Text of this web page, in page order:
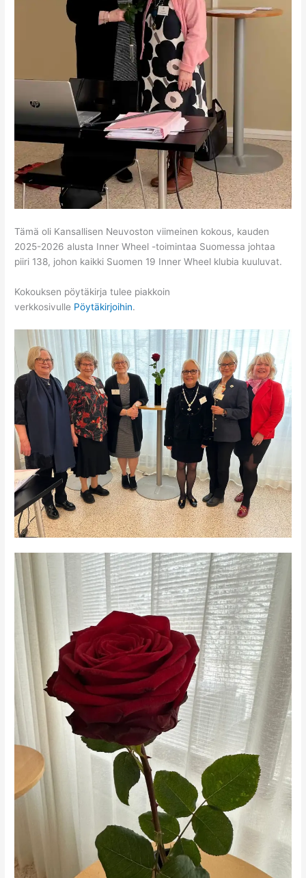
Tämä oli Kansallisen Neuvoston viimeinen kokous, kauden
2025-2026 alusta Inner Wheel -toimintaa Suomessa johtaa
piiri 138, johon kaikki Suomen 19 Inner Wheel klubia kuuluvat.
Kokouksen pöytäkirja tulee piakkoin
verkkosivulle Pöytäkirjoihin.